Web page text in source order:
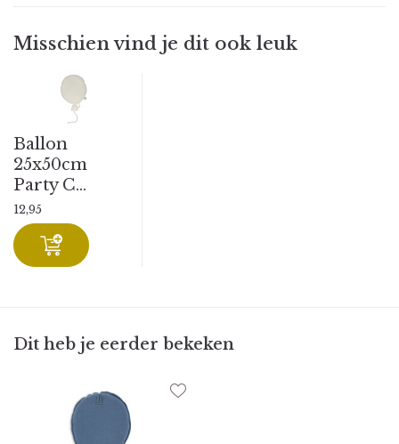
Misschien vind je dit ook leuk
Ballon
25x50cm
Party C...
12,95
Dit heb je eerder bekeken